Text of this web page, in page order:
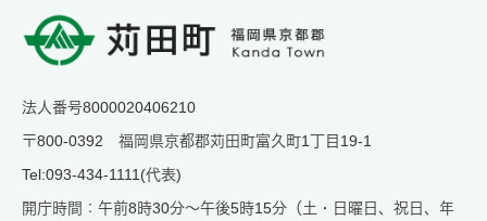
法人番号8000020406210
〒800-0392 福岡県京都郡苅田町富久町1丁目19-1
Tel:093-434-1111(代表)
開庁時間：午前8時30分～午後5時15分（土・日曜日、祝日、年